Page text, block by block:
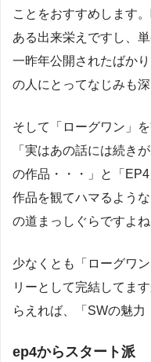
ことをおすすめします
ある出来栄えですし、
一昨年公開されたばか
の人にとってなじみも深
そして「ローグワン」
「実はあの話には続き
の作品・・・」と「
作品を観てハマるよう
の道まっしぐらですよね
少なくとも「ローグワ
リーとして完結してま
らえれば、「SWの魅力
ep4からスタート派